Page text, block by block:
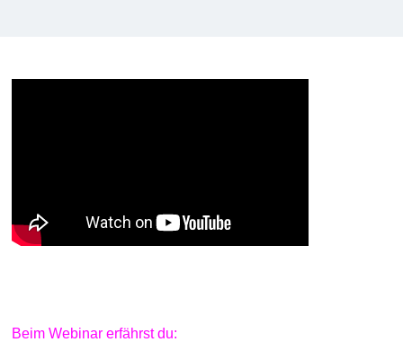
Beim Webinar erfährst du: